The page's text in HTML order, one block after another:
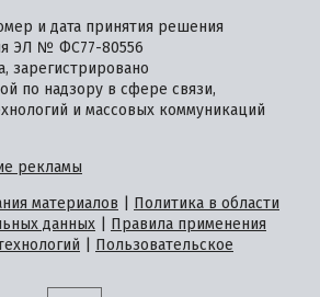
и дата принятия решения
ЭЛ № ФС77-80556
зарегистрировано
по надзору в сфере связи,
и массовых коммуникаций
рекламы
материалов
Политика в области
данных
Правила применения
Пользовательское